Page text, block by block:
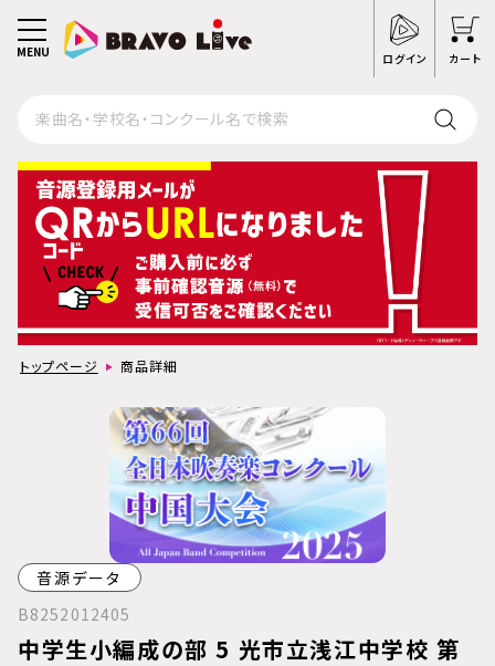
ログイン カート
MENU
トップページ 商品詳細
音源データ
B8252012405
中学生小編成の部 5 光市立浅江中学校 第